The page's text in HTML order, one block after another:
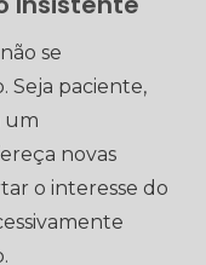
se
Seja paciente,
um
novas
o interesse do